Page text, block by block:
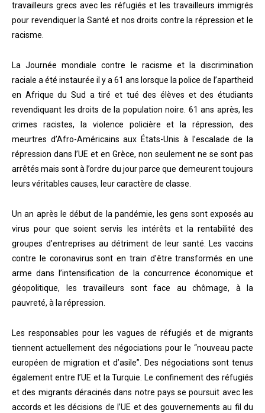
travailleurs grecs avec les réfugiés et les travailleurs immigrés
pour revendiquer la Santé et nos droits contre la répression et le
racisme.
La Journée mondiale contre le racisme et la discrimination
raciale a été instaurée il y a 61 ans lorsque la police de l’apartheid
en Afrique du Sud a tiré et tué des élèves et des étudiants
revendiquant les droits de la population noire. 61 ans après, les
crimes racistes, la violence policière et la répression, des
meurtres d’Afro-Américains aux États-Unis à l’escalade de la
répression dans l’UE et en Grèce, non seulement ne se sont pas
arrêtés mais sont à l’ordre du jour parce que demeurent toujours
leurs véritables causes, leur caractère de classe.
Un an après le début de la pandémie, les gens sont exposés au
virus pour que soient servis les intérêts et la rentabilité des
groupes d’entreprises au détriment de leur santé. Les vaccins
contre le coronavirus sont en train d’être transformés en une
arme dans l’intensification de la concurrence économique et
géopolitique, les travailleurs sont face au chômage, à la
pauvreté, à la répression.
Les responsables pour les vagues de réfugiés et de migrants
tiennent actuellement des négociations pour le “nouveau pacte
européen de migration et d’asile”. Des négociations sont tenus
également entre l’UE et la Turquie. Le confinement des réfugiés
et des migrants déracinés dans notre pays se poursuit avec les
accords et les décisions de l’UE et des gouvernements au fil du